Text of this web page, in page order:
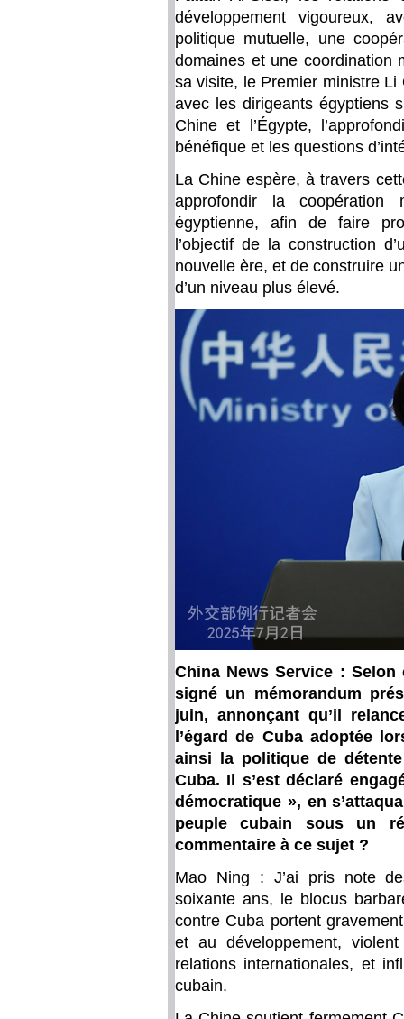
développement vigoureux,
politique mutuelle, une
domaines et une coordination
sa visite, le Premier ministre
avec les dirigeants égyptiens
Chine et l’Égypte,
bénéfique et les questions
La Chine espère, à travers
approfondir la coopération
égyptienne, afin de faire
l’objectif de la construction
nouvelle ère, et de construire
d’un niveau plus élevé.
China News Service :
signé un mémorandum
juin, annonçant qu’il
l’égard de Cuba adoptée
ainsi la politique de
Cuba. Il s’est déclaré
démocratique », en
peuple cubain sous un
commentaire à ce sujet ?
Mao Ning : J’ai pris note
soixante ans, le blocus
contre Cuba portent
et au développement,
relations internationales, et
cubain.